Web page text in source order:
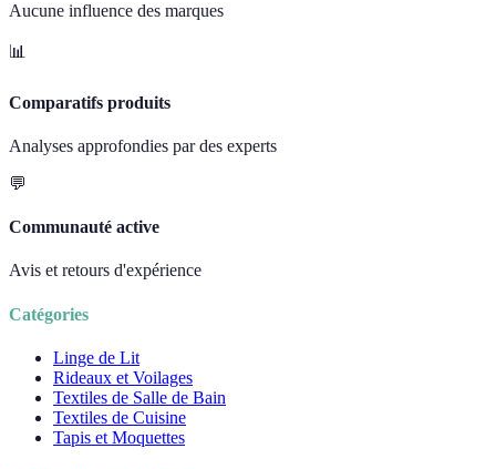
Aucune influence des marques
📊
Comparatifs produits
Analyses approfondies par des experts
💬
Communauté active
Avis et retours d'expérience
Catégories
Linge de Lit
Rideaux et Voilages
Textiles de Salle de Bain
Textiles de Cuisine
Tapis et Moquettes